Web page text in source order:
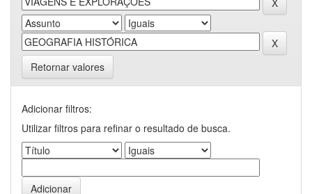
Retornar valores
Adicionar filtros:
Utilizar filtros para refinar o resultado de busca.